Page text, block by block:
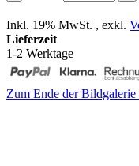
Inkl. 19% MwSt. , exkl.
Lieferzeit
1-2 Werktage
Zum Ende der Bildgalerie